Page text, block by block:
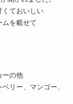
くておいしい
ムを載せて
ーの他
リー、マンゴー、